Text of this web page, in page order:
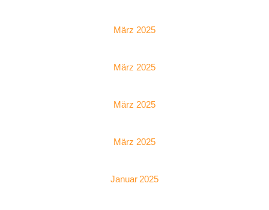
März 2025
März 2025
März 2025
März 2025
Januar 2025